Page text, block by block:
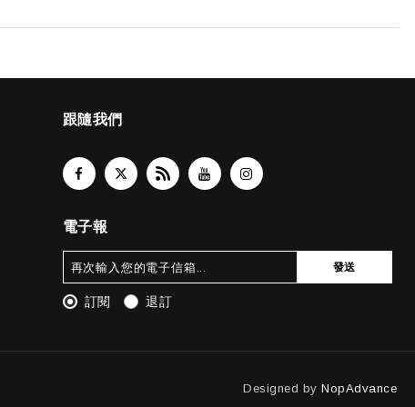
跟隨我們
電子報
發送
訂閱 退訂
Designed by NopAdvance